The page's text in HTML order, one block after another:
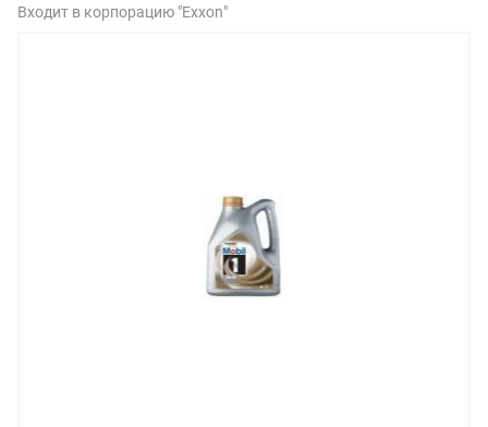
Входит в корпорацию "Exxon"